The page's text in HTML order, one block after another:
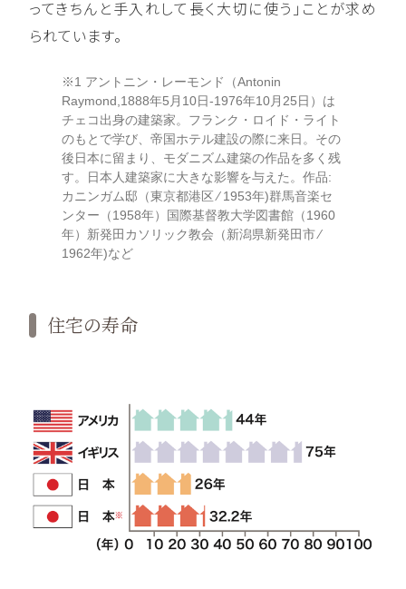
ってきちんと手入れして長く大切に使う」ことが求め
られています。
※1 アントニン・レーモンド（Antonin
Raymond,1888年5月10日-1976年10月25日）は
チェコ出身の建築家。フランク・ロイド・ライト
のもとで学び、帝国ホテル建設の際に来日。その
後日本に留まり、モダニズム建築の作品を多く残
す。日本人建築家に大きな影響を与えた。作品:
カニンガム邸（東京都港区 ⁄ 1953年)群馬音楽セ
ンター（1958年）国際基督教大学図書館（1960
年）新発田カソリック教会（新潟県新発田市 ⁄
1962年)など
住宅の寿命